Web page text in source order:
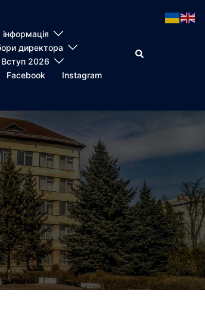
інформація
директора
Вступ 2026
Facebook Instagram
Пошук